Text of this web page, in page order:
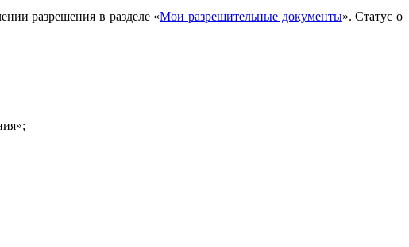
разрешения в разделе «Мои разрешительные документы». Статус о